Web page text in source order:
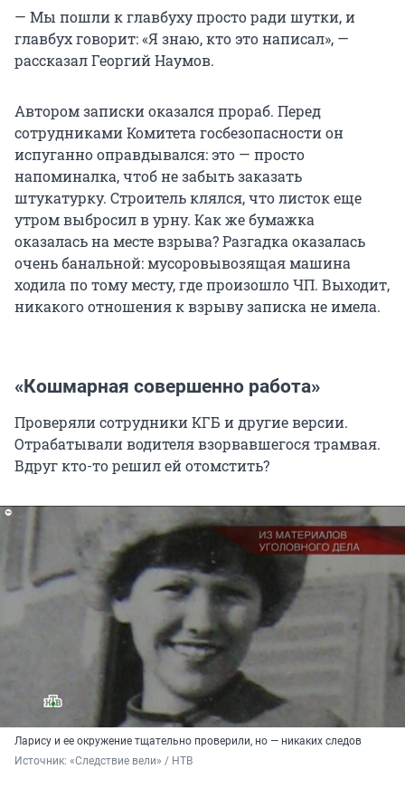
— Мы пошли к главбуху просто ради шутки, и
главбух говорит: «Я знаю, кто это написал», —
рассказал Георгий Наумов.
Автором записки оказался прораб. Перед
сотрудниками Комитета госбезопасности он
испуганно оправдывался: это — просто
напоминалка, чтоб не забыть заказать
штукатурку. Строитель клялся, что листок еще
утром выбросил в урну. Как же бумажка
оказалась на месте взрыва? Разгадка оказалась
очень банальной: мусоровывозящая машина
ходила по тому месту, где произошло ЧП. Выходит,
никакого отношения к взрыву записка не имела.
«Кошмарная совершенно работа»
Проверяли сотрудники КГБ и другие версии.
Отрабатывали водителя взорвавшегося трамвая.
Вдруг кто-то решил ей отомстить?
Ларису и ее окружение тщательно проверили, но — никаких следов
Источник: «Следствие вели» / НТВ